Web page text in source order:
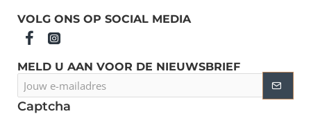
VOLG ONS OP SOCIAL MEDIA
MELD U AAN VOOR DE NIEUWSBRIEF
e-
mailadres
Captcha